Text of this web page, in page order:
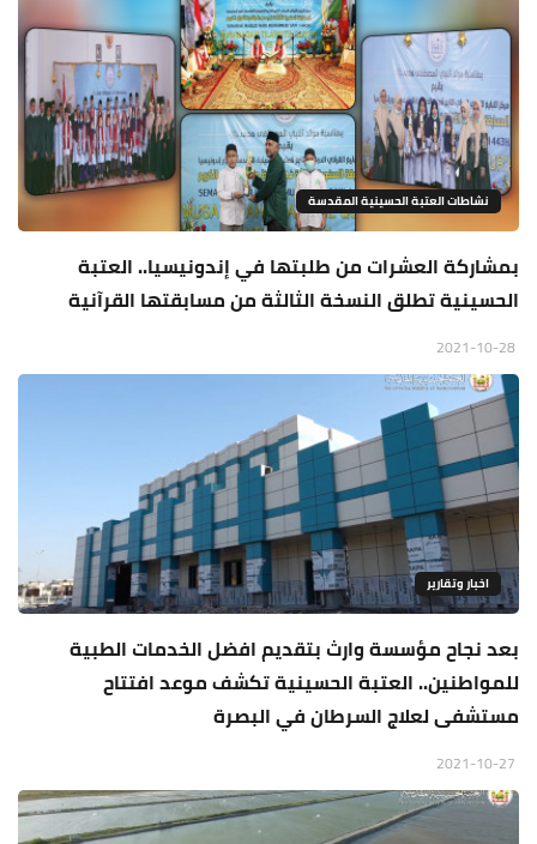
نشاطات العتبة الحسينية المقدسة
بمشاركة العشرات من طلبتها في إندونيسيا.. العتبة
الحسينية تطلق النسخة الثالثة من مسابقتها القرآنية
اخبار وتقارير
بعد نجاح مؤسسة وارث بتقديم افضل الخدمات الطبية
للمواطنين.. العتبة الحسينية تكشف موعد افتتاح
مستشفى لعلاج السرطان في البصرة